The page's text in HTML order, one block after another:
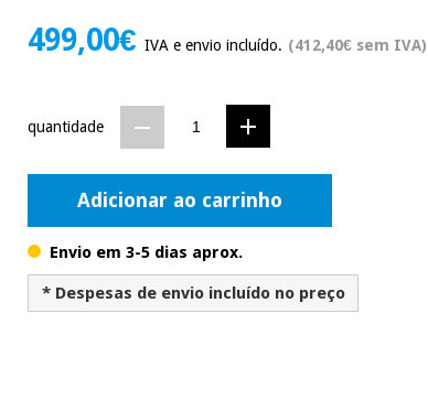
499,00€IVA e envio incluído. (412,40€ sem IVA)
quantidade
Adicionar ao carrinho
Envio em 3-5 dias aprox.
* Despesas de envio incluído no preço